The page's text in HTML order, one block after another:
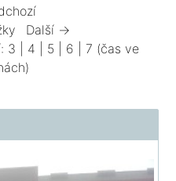
Další →
3 4 5 6 7 (čas ve